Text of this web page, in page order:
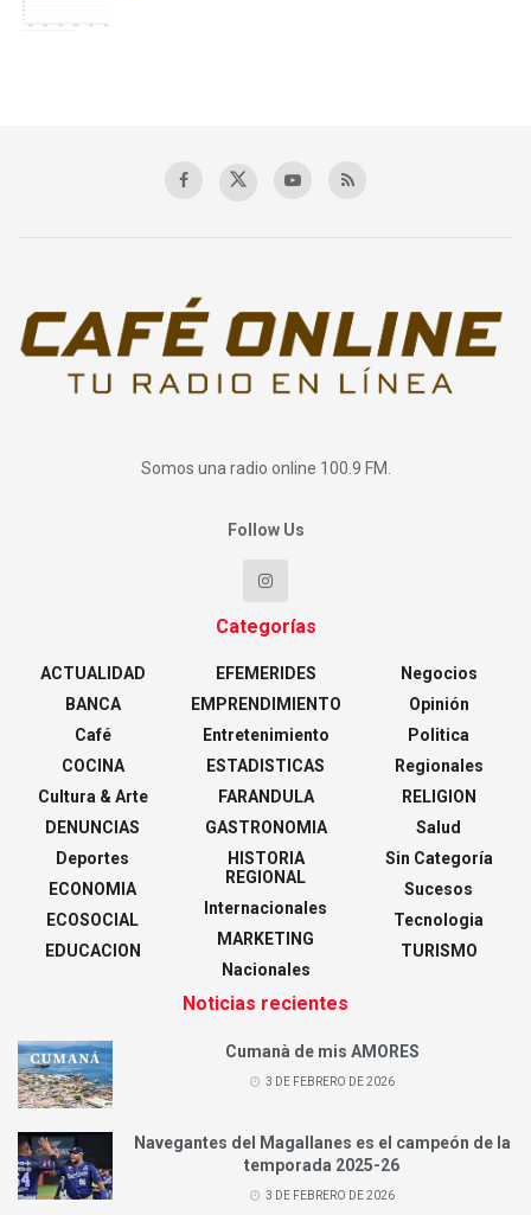
Somos una radio online 100.9 FM.
Follow Us
Categorías
ACTUALIDAD
BANCA
Café
COCINA
Cultura & Arte
DENUNCIAS
Deportes
ECONOMIA
ECOSOCIAL
EDUCACION
EFEMERIDES
EMPRENDIMIENTO
Entretenimiento
ESTADISTICAS
FARANDULA
GASTRONOMIA
HISTORIA
REGIONAL
Internacionales
MARKETING
Nacionales
Negocios
Opinión
Politica
Regionales
RELIGION
Salud
Sin Categoría
Sucesos
Tecnologia
TURISMO
Noticias recientes
Cumanà de mis AMORES
3 DE FEBRERO DE 2026
Navegantes del Magallanes es el campeón de la
temporada 2025-26
3 DE FEBRERO DE 2026